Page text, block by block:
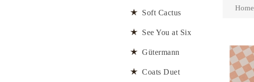
Home
Soft Cactus
See You at Six
Gütermann
Coats Duet